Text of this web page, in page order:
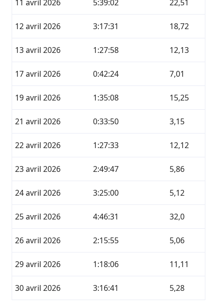
11 avril 2026 5:39:02 22,51
12 avril 2026 3:17:31 18,72
13 avril 2026 1:27:58 12,13
17 avril 2026 0:42:24 7,01
19 avril 2026 1:35:08 15,25
21 avril 2026 0:33:50 3,15
22 avril 2026 1:27:33 12,12
23 avril 2026 2:49:47 5,86
24 avril 2026 3:25:00 5,12
25 avril 2026 4:46:31 32,0
26 avril 2026 2:15:55 5,06
29 avril 2026 1:18:06 11,11
30 avril 2026 3:16:41 5,28